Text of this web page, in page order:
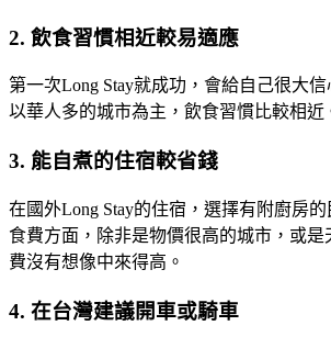
2. 飲食習慣相近較易適應
第一次Long Stay就成功，會給自己很大信
以華人多的城市為主，飲食習慣比較相近
3. 能自煮的住宿較省錢
在國外Long Stay的住宿，選擇有附廚房
食費方面，除非是物價很高的城市，或
費沒有想像中來得高。
4. 在台灣建議開車或騎車